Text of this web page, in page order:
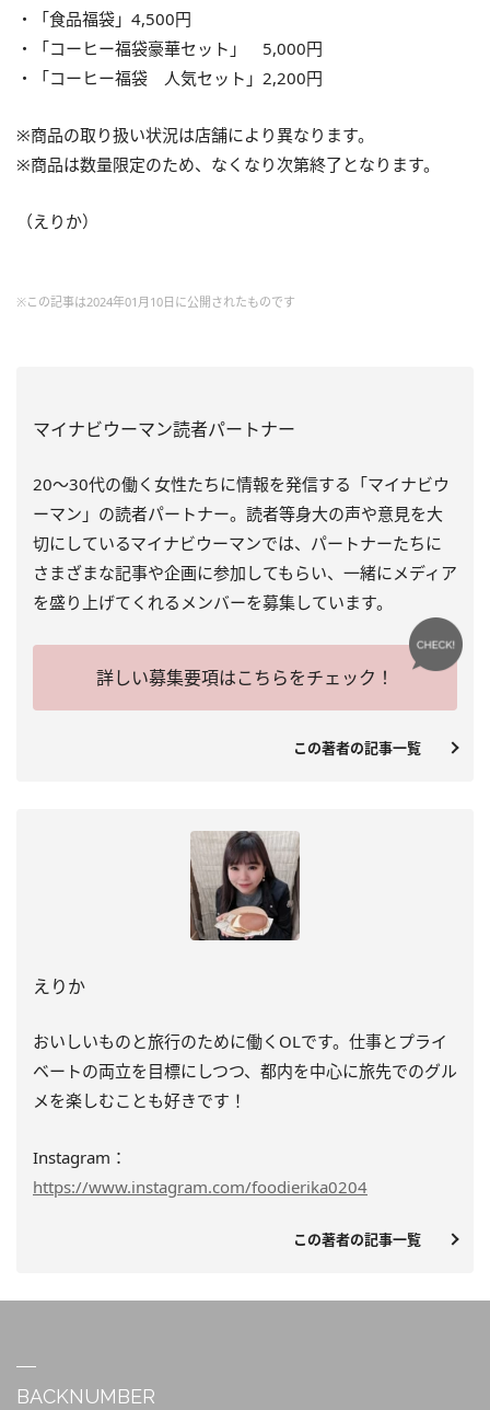
・「食品福袋」4,500円
・「コーヒー福袋豪華セット」 5,000円
・「コーヒー福袋 人気セット」2,200円
※商品の取り扱い状況は店舗により異なります。
※商品は数量限定のため、なくなり次第終了となります。
（えりか）
※この記事は2024年01月10日に公開されたものです
マイナビウーマン読者パートナー
20～30代の働く女性たちに情報を発信する「マイナビウ
ーマン」の読者パートナー。読者等身大の声や意見を大
切にしているマイナビウーマンでは、パートナーたちに
さまざまな記事や企画に参加してもらい、一緒にメディア
を盛り上げてくれるメンバーを募集しています。
詳しい募集要項はこちらをチェック！
この著者の記事一覧
えりか
おいしいものと旅行のために働くOLです。仕事とプライ
ベートの両立を目標にしつつ、都内を中心に旅先でのグル
メを楽しむことも好きです！
Instagram：
https://www.instagram.com/foodierika0204
この著者の記事一覧
BACKNUMBER